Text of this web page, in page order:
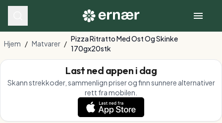
Hjem / Matvarer /
Pizza Ritratto Med Ost Og Skinke
170gx20stk
Last ned appen i dag
Skann strekkoder, sammenlign priser og finn sunnere alternativer
rett fra mobilen.